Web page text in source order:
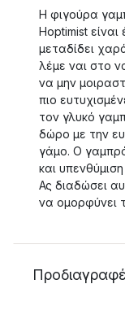
Η φιγούρα
Hoptimist
μεταδίδει
λέμε ναι στο
να μην
πιο
τον γλυκό
δώρο με την
γάμο. Ο
και
Ας διαδώσει
να ομορφύνει